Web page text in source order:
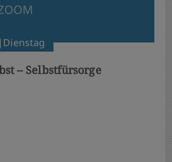
– Selbstfürsorge